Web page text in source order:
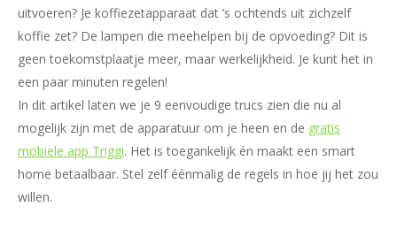
uitvoeren? Je koffiezetapparaat dat ’s ochtends uit zichzelf
koffie zet? De lampen die meehelpen bij de opvoeding? Dit is
geen toekomstplaatje meer, maar werkelijkheid. Je kunt het in
een paar minuten regelen!
In dit artikel laten we je 9 eenvoudige trucs zien die nu al
mogelijk zijn met de apparatuur om je heen en de gratis
mobiele app Triggi. Het is toegankelijk én maakt een smart
home betaalbaar. Stel zelf éénmalig de regels in hoe jij het zou
willen.